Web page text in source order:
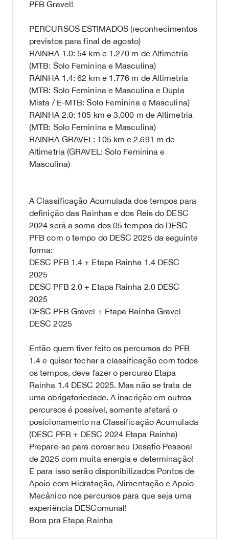
PFB Gravel!
PERCURSOS ESTIMADOS (reconhecimentos
previstos para final de agosto)
RAINHA 1.0: 54 km e 1.270 m de Altimetria
(MTB: Solo Feminina e Masculina)
RAINHA 1.4: 62 km e 1.776 m de Altimetria
(MTB: Solo Feminina e Masculina e Dupla
Mista / E-MTB: Solo Feminina e Masculina)
RAINHA 2.0: 105 km e 3.000 m de Altimetria
(MTB: Solo Feminina e Masculina)
RAINHA GRAVEL: 105 km e 2.691 m de
Altimetria (GRAVEL: Solo Feminina e
Masculina)
A Classificação Acumulada dos tempos para
definição das Rainhas e dos Reis do DESC
2024 será a soma dos 05 tempos do DESC
PFB com o tempo do DESC 2025 da seguinte
forma:
DESC PFB 1.4 + Etapa Rainha 1.4 DESC
2025
DESC PFB 2.0 + Etapa Rainha 2.0 DESC
2025
DESC PFB Gravel + Etapa Rainha Gravel
DESC 2025
Então quem tiver feito os percursos do PFB
1.4 e quiser fechar a classificação com todos
os tempos, deve fazer o percurso Etapa
Rainha 1.4 DESC 2025. Mas não se trata de
uma obrigatoriedade. A inscrição em outros
percursos é possível, somente afetará o
posicionamento na Classificação Acumulada
(DESC PFB + DESC 2024 Etapa Rainha)
Prepare-se para coroar seu Desafio Pessoal
de 2025 com muita energia e determinação!
E para isso serão disponibilizados Pontos de
Apoio com Hidratação, Alimentação e Apoio
Mecânico nos percursos para que seja uma
experiência DESComunal!
Bora pra Etapa Rainha